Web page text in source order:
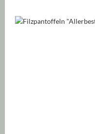
Bildergalerie überspringen